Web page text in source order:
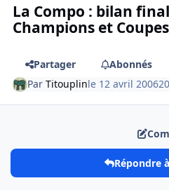
La Compo : bilan
Champions et Coupes
Partager
Abonnés
ParTitouplinle 12 avril 2006
Répondre